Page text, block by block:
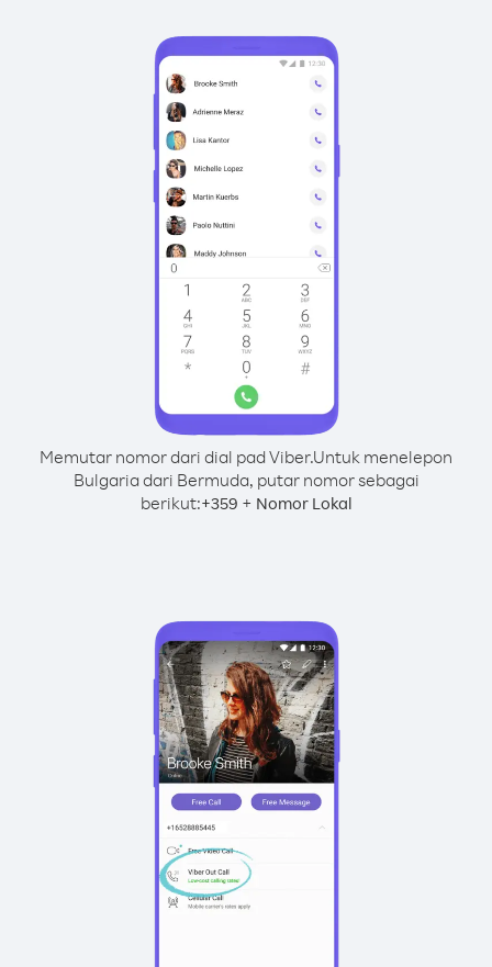
Memutar nomor dari dial pad Viber.Untuk menelepon
Bulgaria dari Bermuda, putar nomor sebagai
berikut:+359 + Nomor Lokal